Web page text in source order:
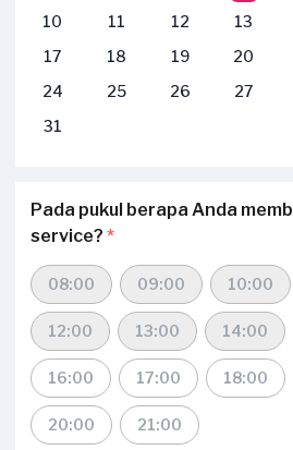
10
11 12 13
17
18 19 20
24
25 26 27
31
Pada pukul berapa Anda
service? *
08:00 09:00 10:00
12:00 13:00 14:00
16:00 17:00 18:00
20:00 21:00